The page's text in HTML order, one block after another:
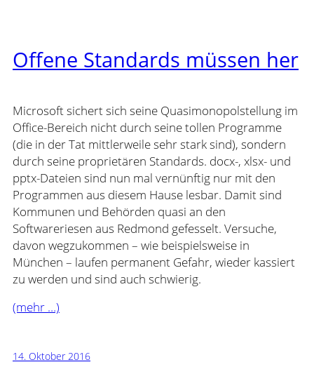
Offene Standards müssen her
Microsoft sichert sich seine Quasimonopolstellung im
Office-Bereich nicht durch seine tollen Programme
(die in der Tat mittlerweile sehr stark sind), sondern
durch seine proprietären Standards. docx-, xlsx- und
pptx-Dateien sind nun mal vernünftig nur mit den
Programmen aus diesem Hause lesbar. Damit sind
Kommunen und Behörden quasi an den
Softwareriesen aus Redmond gefesselt. Versuche,
davon wegzukommen – wie beispielsweise in
München – laufen permanent Gefahr, wieder kassiert
zu werden und sind auch schwierig.
(mehr …)
14. Oktober 2016